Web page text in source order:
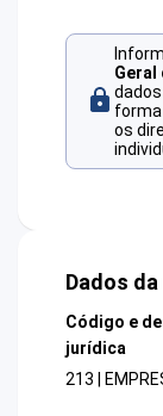
Geral
os
Dados
Código e
jurídica
213 |